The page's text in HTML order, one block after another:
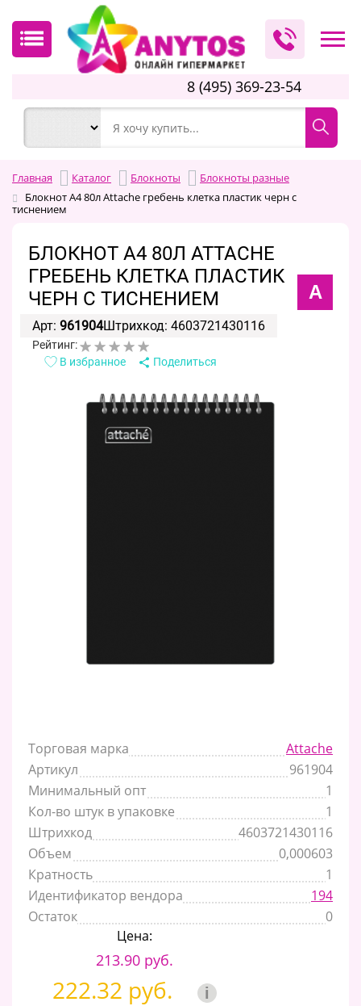
8 (495) 369-23-54
Главная Каталог Блокноты
Блокноты разные
Блокнот А4 80л Attache гребень клетка пластик черн с
тиснением
БЛОКНОТ А4 80Л ATTACHE
ГРЕБЕНЬ КЛЕТКА ПЛАСТИК
ЧЕРН С ТИСНЕНИЕМ
A
Арт: 961904Штрихкод: 4603721430116
Рейтинг:
В избранное
Поделиться
Торговая марка
Attache
Артикул
961904
Минимальный опт
1
Кол-во штук в упаковке
1
Штрихкод
4603721430116
Объем
0,000603
Кратность
1
Идентификатор вендора
194
Остаток
0
Цена:
213.90 руб.
222.32 руб. i